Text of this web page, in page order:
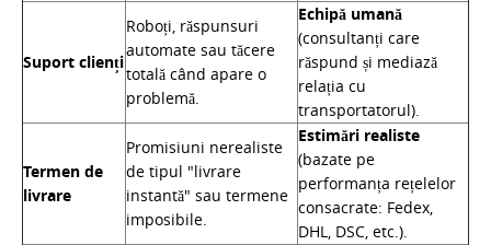
Suport clienți
Roboți, răspunsuri
automate sau tăcere
totală când apare o
problemă.
Echipă umană
(consultanți care
răspund și mediază
relația cu
transportatorul).
Termen de
livrare
Promisiuni nerealiste
de tipul "livrare
instantă" sau termene
imposibile.
Estimări realiste
(bazate pe
performanța rețelelor
consacrate: Fedex,
DHL, DSC, etc.).